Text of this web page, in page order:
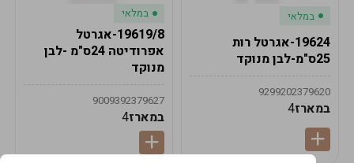
במלאי
19624-אגרטל רות
25ס"מ-לבן מנוקד
9299202379620
במארז4
במלאי
19619/8-אגרטל
אפרודיטה 24ס"מ -לבן
מנוקד
9009392379627
במארז4